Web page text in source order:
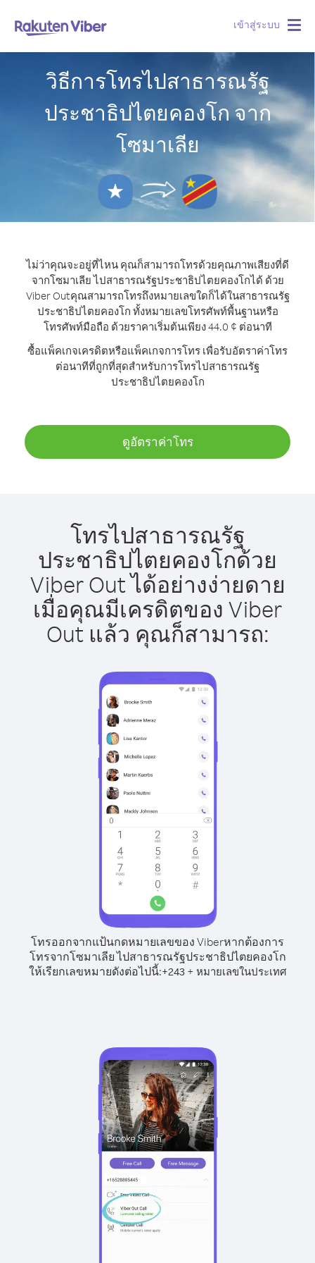
เข้าสู่ระบบ
วิธีการโทรไปสาธารณรัฐ
ประชาธิปไตยคองโก จาก
โซมาเลีย
ไม่ว่าคุณจะอยู่ที่ไหน คุณก็สามารถโทรด้วยคุณภาพเสียงที่ดี
จากโซมาเลีย ไปสาธารณรัฐประชาธิปไตยคองโกได้ ด้วย
Viber Outคุณสามารถโทรถึงหมายเลขใดก็ได้ในสาธารณรัฐ
ประชาธิปไตยคองโก ทั้งหมายเลขโทรศัพท์พื้นฐานหรือ
โทรศัพท์มือถือ ด้วยราคาเริ่มต้นเพียง 44.0 ¢ ต่อนาที
ซื้อแพ็คเกจเครดิตหรือแพ็คเกจการโทร เพื่อรับอัตราค่าโทร
ต่อนาทีที่ถูกที่สุดสำหรับการโทรไปสาธารณรัฐ
ประชาธิปไตยคองโก
ดูอัตราค่าโทร
โทรไปสาธารณรัฐ
ประชาธิปไตยคองโกด้วย
Viber Out ได้อย่างง่ายดาย
เมื่อคุณมีเครดิตของ Viber
Out แล้ว คุณก็สามารถ:
โทรออกจากแป้นกดหมายเลขของ Viberหากต้องการ
โทรจากโซมาเลีย ไปสาธารณรัฐประชาธิปไตยคองโก
ให้เรียกเลขหมายดังต่อไปนี้:+243+ หมายเลขในประเทศ